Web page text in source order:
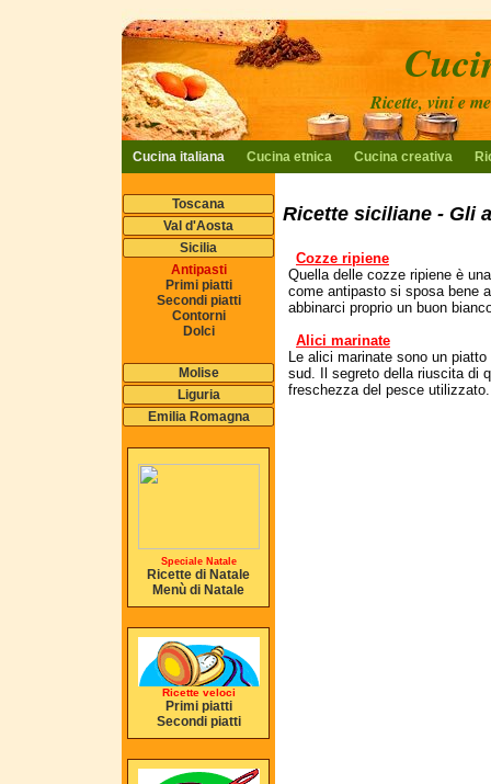
Ricette siciliane - Gli
Cozze ripiene
Quella delle cozze ripiene è
come antipasto si sposa bene
abbinarci proprio un buon
Alici marinate
Le alici marinate sono un
sud. Il segreto della riuscita di
freschezza del pesce utilizzato.
Ricette, vini e
Toscana
Val d'Aosta
Sicilia
Antipasti
Primi piatti
Secondi piatti
Contorni
Dolci
Molise
Liguria
Emilia Romagna
Speciale Natale
Ricette di Natale
Menù di Natale
Ricette veloci
Primi piatti
Secondi piatti
Cucina italiana Cucina etnica Cucina creativa